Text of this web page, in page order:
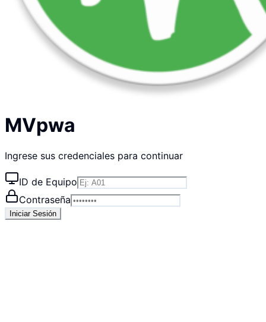
MVpwa
Ingrese sus credenciales para continuar
ID de Equipo
Contraseña
Iniciar Sesión